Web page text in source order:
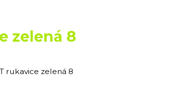
zelená 8